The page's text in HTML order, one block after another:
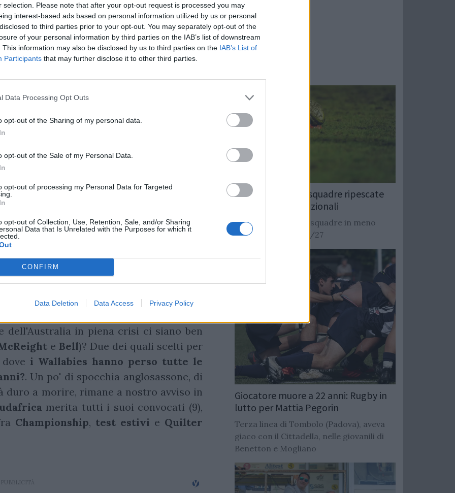
selection. Please note that after your opt-out request is processed you may
interest-based ads based on personal information utilized by us or personal
to third parties prior to your opt-out. You may separately opt-out of the
of your personal information by third parties on the IAB’s list of downstream
This information may also be disclosed by us to third parties on the IAB’s List of
Participants that may further disclose it to other third parties.
Data Processing Opt Outs
opt-out of the Sharing of my personal data.
opt-out of the Sale of my Personal Data.
opt-out of processing my Personal Data for Targeted
opt-out of Collection, Use, Retention, Sale, and/or Sharing
Data that Is Unrelated with the Purposes for which it
CONFIRM
Data Deletion Data Access Privacy Policy
un deciso sbilanciamento verso i
che su 30 nomi complessivi delle
(
Mateo Carreras ), visto che i Pumas
del 2025, che ha rischiato l'en plein
dell'Australia in piena crisi ci siano ben
e Bell)? Due dei quali scelti per
i Wallabies hanno perso tutte le
. Un po' di spocchia anglosassone, di
a morire, rimane a nostro avviso in
merita tutti i suoi convocati (9),
Championship, test estivi e Quilter
Rugby: Record di squadre ripescate
nei campionati nazionali
Si stimano oltre 20 squadre in meno
dalla stagione 2026/27
Giocatore muore a 22 anni: Rugby in
lutto per Mattia Pegorin
Terza linea di Tombolo (Padova), aveva
giaco con il Cittadella, nelle giovanili di
Benetton e Mogliano